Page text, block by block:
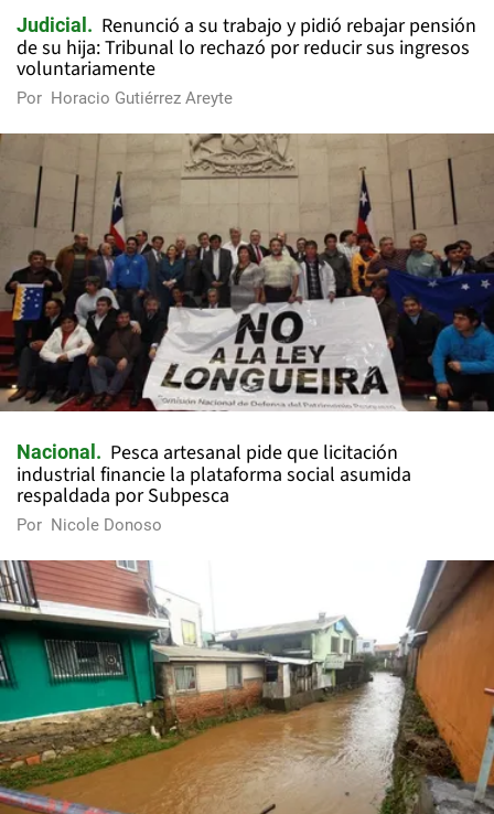
Judicial
Renunció a su trabajo y pidió rebajar pensión
de su hija: Tribunal lo rechazó por reducir sus ingresos
voluntariamente
Por Horacio Gutiérrez Areyte
Nacional
Pesca artesanal pide que licitación
industrial financie la plataforma social asumida
respaldada por Subpesca
Por Nicole Donoso